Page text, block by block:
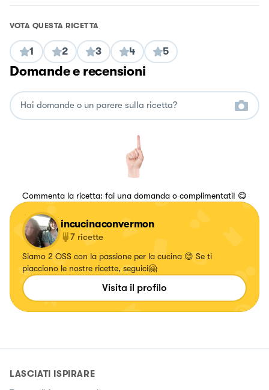
VOTA QUESTA RICETTA
1 2 3 4 5
Domande e recensioni
Commenta la ricetta: fai una domanda o complimentati! 😋
incucinaconvermon
7 ricette
Siamo 2 OSS con la passione per la cucina 😊 Se ti
piacciono le nostre ricette, seguici🤗
Visita il profilo
LASCIATI ISPIRARE